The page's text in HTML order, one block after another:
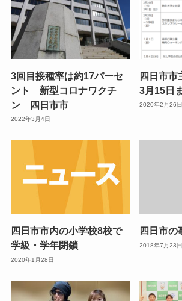
3回目接種率は約17パーセ
ント 新型コロナワクチ
ン 四日市市
2022年3月4日
四日市
3月15日
2020年2月26日
四日市市内の小学校8校で
学級・学年閉鎖
2020年1月28日
四日市の
2018年7月23日